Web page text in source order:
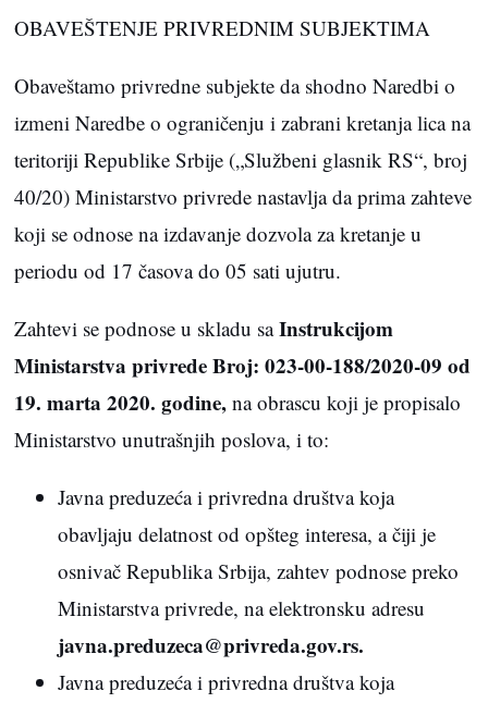
OBAVEŠTENJE PRIVREDNIM SUBJEKTIMA
Obaveštamo privredne subjekte da shodno Naredbi o
izmeni Naredbe o ograničenju i zabrani kretanja lica na
teritoriji Republike Srbije („Službeni glasnik RS“, broj
40/20) Ministarstvo privrede nastavlja da prima zahteve
koji se odnose na izdavanje dozvola za kretanje u
periodu od 17 časova do 05 sati ujutru.
Zahtevi se podnose u skladu saInstrukcijom
Ministarstva privrede Broj: 023-00-188/2020-09 od
19. marta 2020. godine, na obrascu koji je propisalo
Ministarstvo unutrašnjih poslova, i to:
Javna preduzeća i privredna društva koja
obavljaju delatnost od opšteg interesa, a čiji je
osnivač Republika Srbija, zahtev podnose preko
Ministarstva privrede, na elektronsku adresu
javna.preduzeca@privreda.gov.rs.
Javna preduzeća i privredna društva koja